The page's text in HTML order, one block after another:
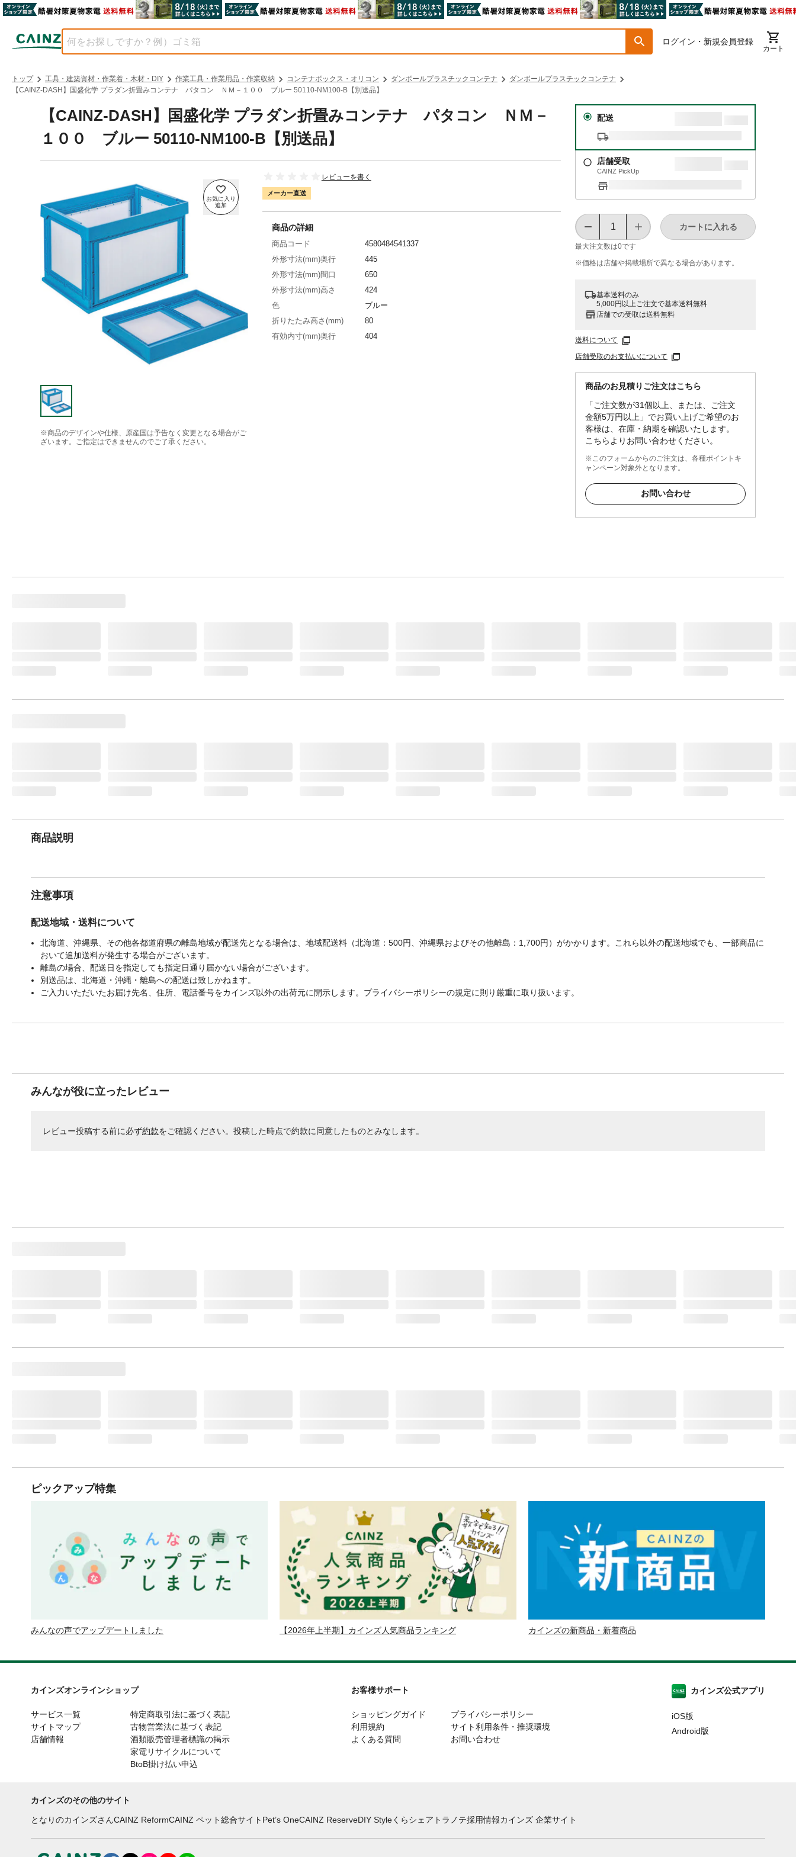
ログイン・新規会員登録
カート
トップ 工具・建築資材・作業着・木材・DIY 作業工具・作業用品・作業収納 コンテナボックス・オリコン ダンボールプラスチックコンテナ
ダンボールプラスチックコンテナ
【CAINZ-DASH】国盛化学 プラダン折畳みコンテナ パタコン ＮＭ－１００ ブルー 50110-NM100-B【別送品】
【CAINZ-DASH】国盛化学 プラダン折畳みコンテナ パタコン ＮＭ－
１００ ブルー 50110-NM100-B【別送品】
※商品のデザインや仕様、原産国は予告なく変更となる場合がご
ざいます。ご指定はできませんのでご了承ください。
レビューを書く
メーカー直送
配送
店舗受取
CAINZ PickUp
最大注文数は0です
カートに入れる
※価格は​店舗や​掲載場所で​異なる​場合が​あります。
基本送料のみ
5,000円以上ご注文で基本送料無料
店舗での受取は送料無料
送料について
店舗受取のお支払いについて
商品のお見積りご注文はこちら
「ご注文数が31個以上、または、ご注文
金額5万円以上」でお買い上げご希望のお
客様は、在庫・納期を確認いたします。
こちらよりお問い合わせください。
※このフォームからのご注文は、各種ポイントキ
ャンペーン対象外となります。
お問い合わせ
商品の詳細
商品コード
4580484541337
外形寸法(mm)奥行
445
外形寸法(mm)間口
650
外形寸法(mm)高さ
424
色
ブルー
折りたたみ高さ(mm)
80
有効内寸(mm)奥行
404
商品説明
注意事項
配送地域・送料について
北海道、沖縄県、その他各都道府県の離島地域が配送先となる場合は、地域配送料（北海道：500円、沖縄県およびその他離島：1,700円）がかかります。これら以外の配送地域でも、一部商品に
おいて追加送料が発生する場合がございます。
離島の場合、配送日を指定しても指定日通り届かない場合がございます。
別送品は、北海道・沖縄・離島への配送は致しかねます。
ご入力いただいたお届け先名、住所、電話番号をカインズ以外の出荷元に開示します。プライバシーポリシーの規定に則り厳重に取り扱います。
みんなが役に立ったレビュー
レビュー投稿する前に必ず約款をご確認ください。投稿した時点で約款に同意したものとみなします。
ピックアップ特集
みんなの声でアップデートしました 【2026年上半期】カインズ人気商品ランキング カインズの新商品・新着商品
カインズオンラインショップ
サービス一覧
サイトマップ
店舗情報
特定商取引法に基づく表記
古物営業法に基づく表記
酒類販売管理者標識の掲示
家電リサイクルについて
BtoB掛け払い申込
お客様サポート
ショッピングガイド
利用規約
よくある質問
プライバシーポリシー
サイト利用条件・推奨環境
お問い合わせ
カインズ公式アプリ
iOS版
Android版
カインズのその他のサイト
となりのカインズさんCAINZ ReformCAINZ ペット総合サイト Pet’s OneCAINZ ReserveDIY Styleくらシェア トラノテ採用情報カインズ 企業サイト